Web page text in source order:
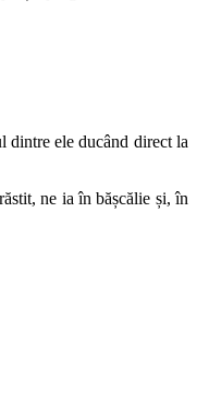
dintre ele ducând direct la
ne ia în bășcălie și, în